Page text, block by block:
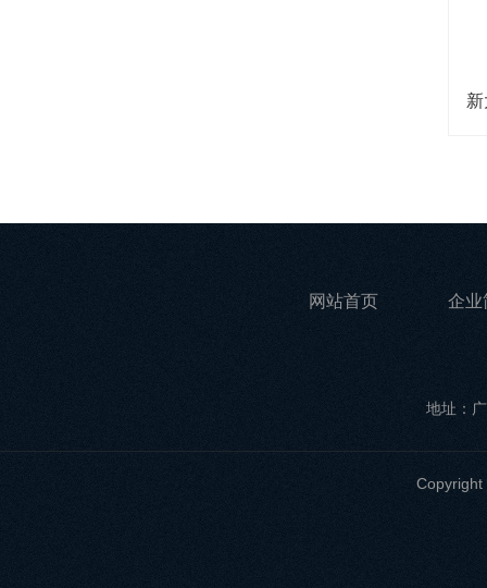
网站首页 企业
地址：